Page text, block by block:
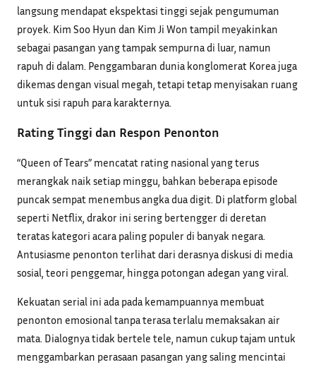
langsung mendapat ekspektasi tinggi sejak pengumuman
proyek. Kim Soo Hyun dan Kim Ji Won tampil meyakinkan
sebagai pasangan yang tampak sempurna di luar, namun
rapuh di dalam. Penggambaran dunia konglomerat Korea juga
dikemas dengan visual megah, tetapi tetap menyisakan ruang
untuk sisi rapuh para karakternya.
Rating Tinggi dan Respon Penonton
“Queen of Tears” mencatat rating nasional yang terus
merangkak naik setiap minggu, bahkan beberapa episode
puncak sempat menembus angka dua digit. Di platform global
seperti Netflix, drakor ini sering bertengger di deretan
teratas kategori acara paling populer di banyak negara.
Antusiasme penonton terlihat dari derasnya diskusi di media
sosial, teori penggemar, hingga potongan adegan yang viral.
Kekuatan serial ini ada pada kemampuannya membuat
penonton emosional tanpa terasa terlalu memaksakan air
mata. Dialognya tidak bertele tele, namun cukup tajam untuk
menggambarkan perasaan pasangan yang saling mencintai